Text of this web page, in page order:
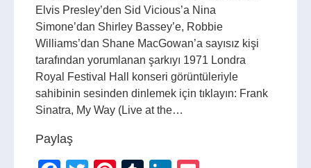
Elvis Presley’den Sid Vicious’a Nina
Simone’dan Shirley Bassey’e, Robbie
Williams’dan Shane MacGowan’a sayısız kişi
tarafından yorumlanan şarkıyı 1971 Londra
Royal Festival Hall konseri görüntüleriyle
sahibinin sesinden dinlemek için tıklayın: Frank
Sinatra, My Way (Live at the…
Paylaş